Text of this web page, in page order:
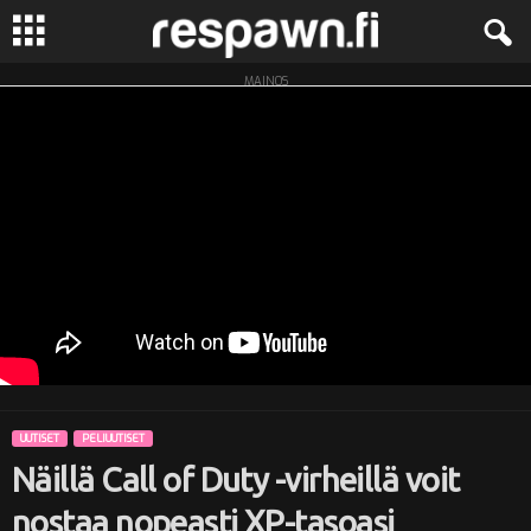
R
w
MAINOS
UUTISET PELIUUTISET
Näillä Call of Duty -virheillä voit
nostaa nopeasti XP-tasoasi